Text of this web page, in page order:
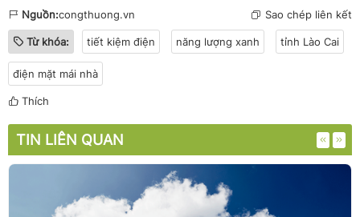
Nguồn:congthuong.vn Sao chép liên kết
Từ khóa: tiết kiệm điện năng lượng xanh tỉnh Lào Cai
điện mặt mái nhà
Thích
TIN LIÊN QUAN